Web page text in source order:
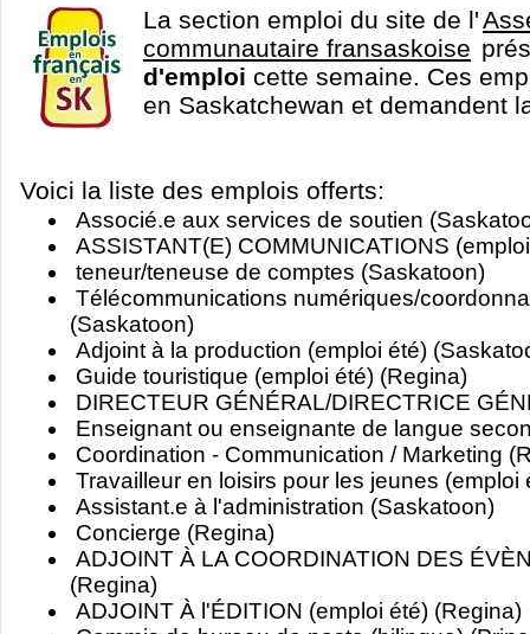
La section emploi du site de l'
communautaire fransaskoise
d'emploi cette semaine. Ces
en Saskatchewan et demandent
Voici la liste des emplois offerts:
Associé.e aux services de soutien
ASSISTANT(E) COMMUNICATIONS
teneur/teneuse de comptes (Saskatoon)
Télécommunications numériques/
(Saskatoon)
Adjoint à la production (emploi été)
Guide touristique (emploi été) (Regina)
DIRECTEUR GÉNÉRAL/DIRECTRICE
Enseignant ou enseignante de langue
Coordination - Communication / Marketing
Travailleur en loisirs pour les jeunes (emploi
Assistant.e à l'administration (Saskatoon)
Concierge (Regina)
ADJOINT À LA COORDINATION DES
(Regina)
ADJOINT À l'ÉDITION (emploi été) (Regina)